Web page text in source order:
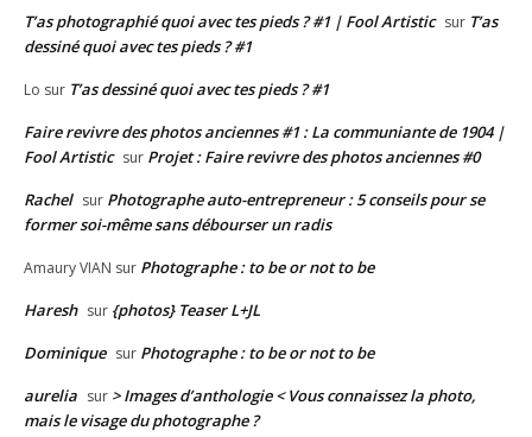
T’as photographié quoi avec tes pieds ? #1 | Fool Artistic sur T’as
dessiné quoi avec tes pieds ? #1
Lo sur T’as dessiné quoi avec tes pieds ? #1
Faire revivre des photos anciennes #1 : La communiante de 1904 |
Fool Artistic sur Projet : Faire revivre des photos anciennes #0
Rachel sur Photographe auto-entrepreneur : 5 conseils pour se
former soi-même sans débourser un radis
Amaury VIAN sur Photographe : to be or not to be
Haresh sur {photos} Teaser L+JL
Dominique sur Photographe : to be or not to be
aurelia sur > Images d’anthologie < Vous connaissez la photo,
mais le visage du photographe ?